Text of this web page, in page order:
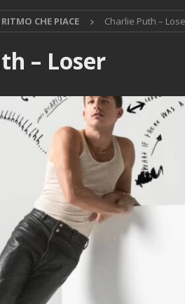
CHE PIACE Charlie Puth –
– Loser